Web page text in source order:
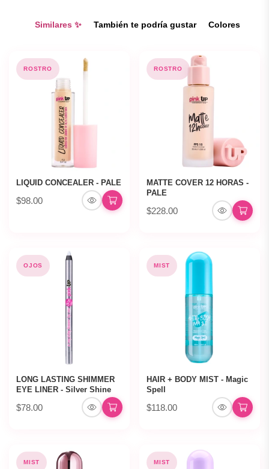
Similares ✨ También te podría gustar Colores
ROSTRO
LIQUID CONCEALER - PALE
$98.00
ROSTRO
MATTE COVER 12 HORAS -
PALE
$228.00
OJOS
LONG LASTING SHIMMER
EYE LINER - Silver Shine
$78.00
MIST
HAIR + BODY MIST - Magic
Spell
$118.00
MIST MIST